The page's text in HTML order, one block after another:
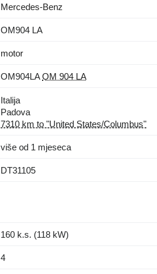
Mercedes-Benz
OM904 LA
motor
OM904LAOM 904 LA
Italija
Padova
7310 km to "United States/Columbus"
više od 1 mjeseca
DT31105
160 k.s. (118 kW)
4